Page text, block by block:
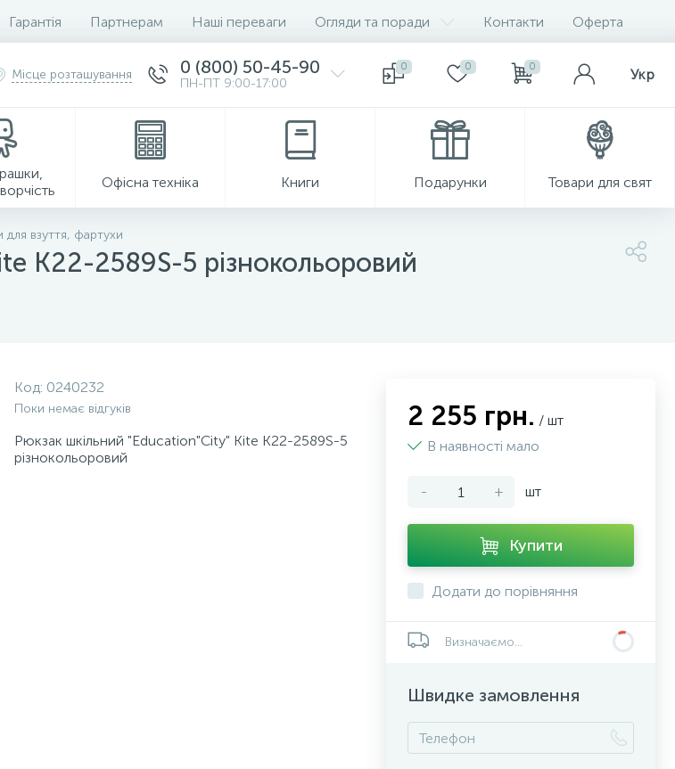
Гарантія Партнерам Наші переваги Огляди та поради Контакти Оферта
Місце розташування 0 (800) 50-45-90
ПН-ПТ 9:00-17:00
0 0 0 Укр
Офісна техніка Книги Подарунки Товари для свят
взуття, фартухи
K22-2589S-5 різнокольоровий
Код: 0240232
Поки немає відгуків
Рюкзак шкільний "Education"City" Kite K22-2589S-5
різнокольоровий
2 255 грн. / шт
В наявності мало
- + шт
Купити
Додати до порівняння
Визначаємо...
Швидке замовлення